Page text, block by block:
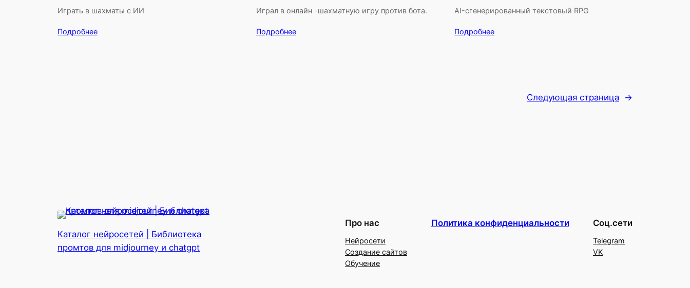
Играть в шахматы с ИИ
Подробнее
Играл в онлайн -шахматную игру против бота.
Подробнее
AI-сгенерированный текстовый RPG
Подробнее
Следующая страница →
Каталог нейросетей | Библиотека
промтов для midjourney и chatgpt
Про нас
Нейросети
Создание сайтов
Обучение
Политика конфиденциальности Соц.сети
Telegram
VK